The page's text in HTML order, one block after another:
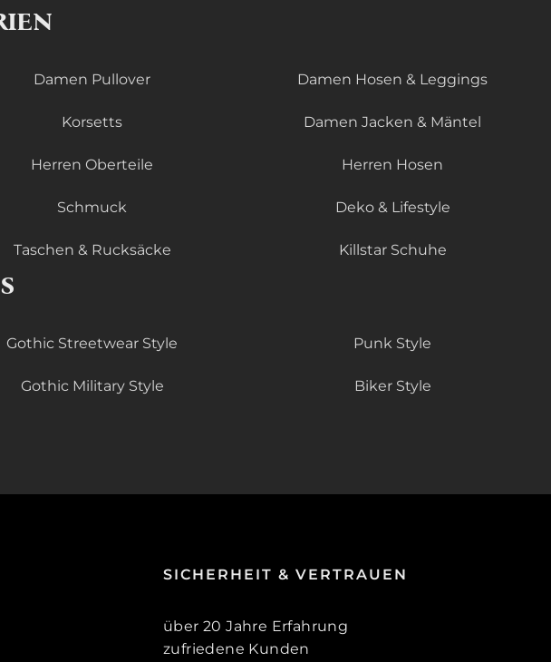
Damen Pullover Damen Hosen & Leggings
Korsetts Damen Jacken & Mäntel
Herren Oberteile Herren Hosen
Schmuck Deko & Lifestyle
Taschen & Rucksäcke Killstar Schuhe
Gothic Streetwear Style Punk Style
Gothic Military Style Biker Style
SICHERHEIT & VERTRAUEN
über 20 Jahre Erfahrung
zufriedene Kunden